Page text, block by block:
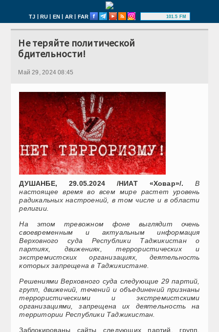
TJ | RU | EN | AR | FAR 101.5 FM
Не теряйте политической
бдительности!
Май 29, 2024 08:45
ДУШАНБЕ, 29.05.2024 /НИАТ «Ховар»/.
В
настоящее время во всем мире растет уровень
радикальных настроений, в том числе и в области
религии.
На этом тревожном фоне выглядит очень
своевременным и актуальным информация
Верховного суда Республики Таджикистан о
партиях, движениях, террористических и
экстремистских организациях, деятельность
которых запрещена в Таджикистане.
Решениями Верховного суда следующие 29 партий,
групп, движений, течений и объединений признаны
террористическими и экстремистскими
организациями, запрещена их деятельность на
территории Республики Таджикистан.
Заблокированы сайты следующих партий, групп,